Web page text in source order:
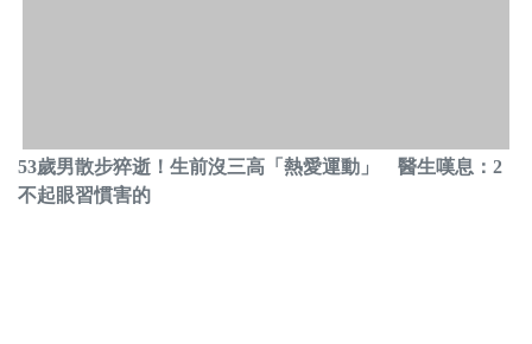
53歲男散步猝逝！生前沒三高「熱愛運動」 醫生嘆息：2
不起眼習慣害的